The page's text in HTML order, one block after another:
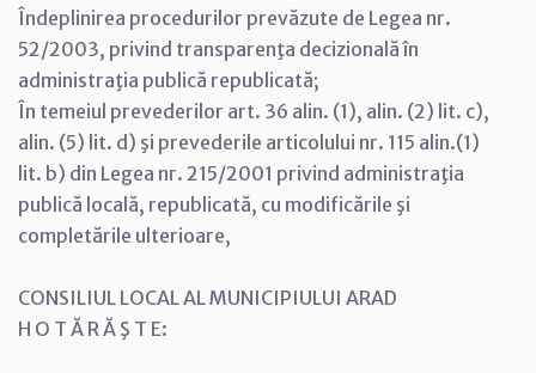
Îndeplinirea procedurilor prevăzute de Legea nr.
52/2003, privind transparenţa decizională în
administraţia publică republicată;
În temeiul prevederilor art. 36 alin. (1), alin. (2) lit. c),
alin. (5) lit. d) şi prevederile articolului nr. 115 alin.(1)
lit. b) din Legea nr. 215/2001 privind administraţia
publică locală, republicată, cu modificările şi
completările ulterioare,
CONSILIUL LOCAL AL MUNICIPIULUI ARAD
H O T Ă R Ă Ş T E: